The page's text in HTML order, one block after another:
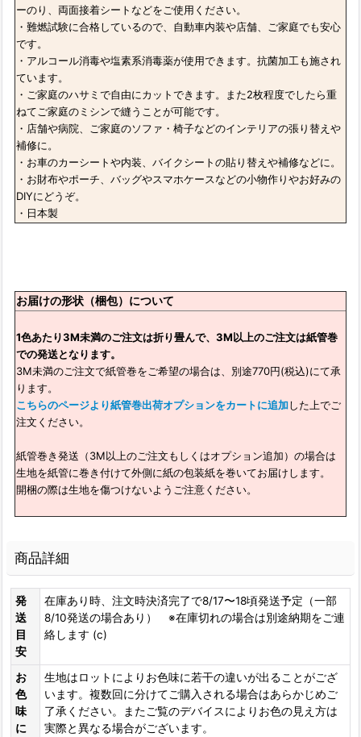
ーのり、両面接着シートなどをご使用ください。
・難燃試験に合格しているので、自動車内装や店舗、ご家庭でも安心
です。
・アルコール消毒や塩素系消毒薬が使用できます。抗菌加工も施され
ています。
・ご家庭のハサミで自由にカットできます。また2枚程度でしたら重
ねてご家庭のミシンで縫うことが可能です。
・店舗や病院、ご家庭のソファ・椅子などのインテリアの張り替えや
補修に。
・お車のカーシートや内装、バイクシートの貼り替えや補修などに。
・お財布やポーチ、バッグやスマホケースなどの小物作りやお好みの
DIYにどうぞ。
・日本製
お届けの形状（梱包）について
1色あたり3M未満のご注文は折り畳んで、3M以上のご注文は紙管巻
での発送となります。
3M未満のご注文で紙管巻をご希望の場合は、別途770円(税込)にて承
ります。
こちらのページより紙管巻出荷オプションをカートに追加した上でご
注文ください。
紙管巻き発送（3M以上のご注文もしくはオプション追加）の場合は
生地を紙管に巻き付けて外側に紙の包装紙を巻いてお届けします。
開梱の際は生地を傷つけないようご注意ください。
商品詳細
発
送
目
安
在庫あり時、注文時決済完了で8/17〜18頃発送予定（一部
8/10発送の場合あり） ※在庫切れの場合は別途納期をご連
絡します (c)
お
色
味
に
生地はロットによりお色味に若干の違いが出ることがござ
います。複数回に分けてご購入される場合はあらかじめご
了承ください。またご覧のデバイスによりお色の見え方は
実際と異なる場合がございます。